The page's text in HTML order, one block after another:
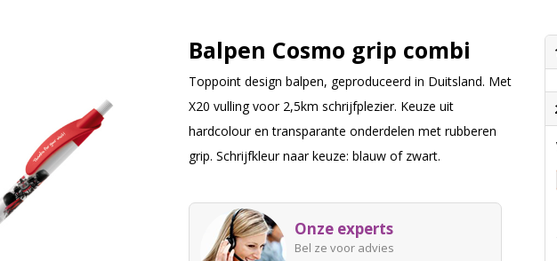
Balpen Cosmo grip combi
Toppoint design balpen, geproduceerd in Duitsland. Met
X20 vulling voor 2,5km schrijfplezier. Keuze uit
hardcolour en transparante onderdelen met rubberen
grip. Schrijfkleur naar keuze: blauw of zwart.
Onze experts
Bel ze voor advies